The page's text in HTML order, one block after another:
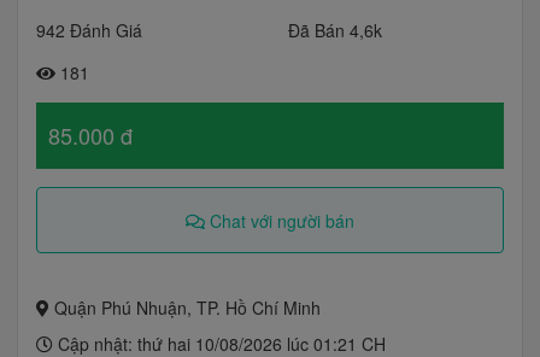
942 Đánh Giá
Đã Bán 4,6k
181
85.000 đ
Chat với người bán
Quận Phú Nhuận, TP. Hồ Chí Minh
Cập nhật: thứ hai 10/08/2026 lúc 01:21 CH